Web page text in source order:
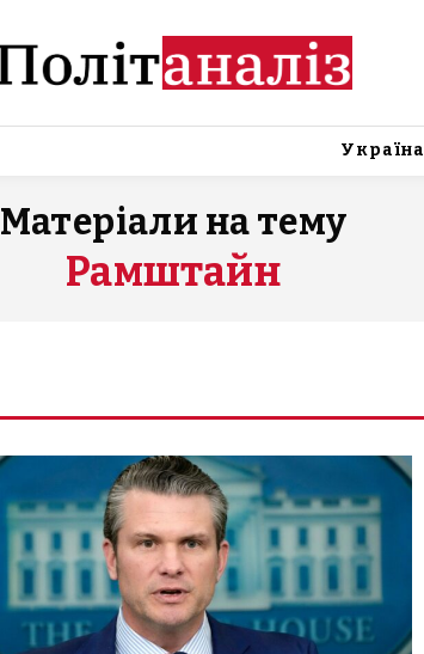
Україна
Матеріали на тему
Рамштайн